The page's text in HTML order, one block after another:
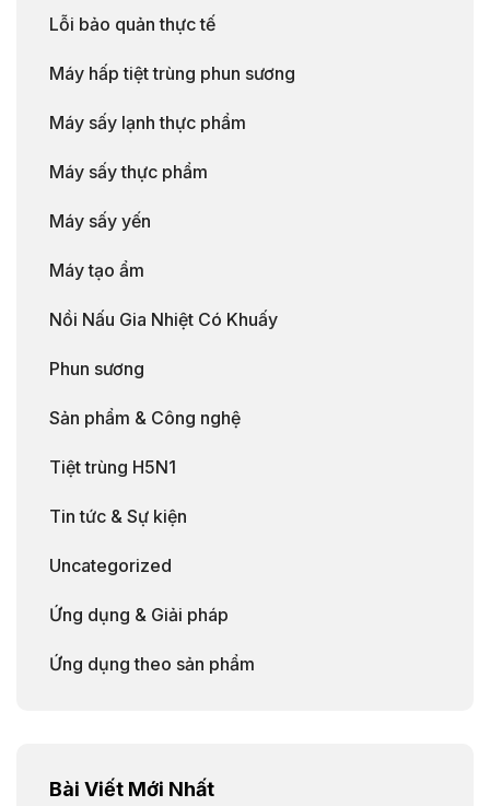
Lỗi bảo quản thực tế
Máy hấp tiệt trùng phun sương
Máy sấy lạnh thực phẩm
Máy sấy thực phẩm
Máy sấy yến
Máy tạo ẩm
Nồi Nấu Gia Nhiệt Có Khuấy
Phun sương
Sản phẩm & Công nghệ
Tiệt trùng H5N1
Tin tức & Sự kiện
Uncategorized
Ứng dụng & Giải pháp
Ứng dụng theo sản phẩm
Bài Viết Mới Nhất